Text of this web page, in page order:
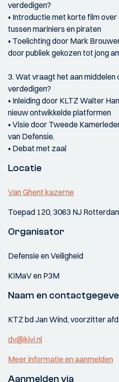
verdedigen?
• Introductie met korte film
tussen mariniers en piraten
• Toelichting door Mark
door publiek gekozen tot jong
3. Wat vraagt het aan middelen
verdedigen?
• Inleiding door KLTZ Walter
nieuw ontwikkelde platformen
• Visie door Tweede
van Defensie.
• Debat met zaal
Locatie
Van Ghent kazerne
Toepad 120, 3063 NJ
Organisator
Defensie en Veiligheid
KIMaV en P3M
Naam en
KTZ bd Jan Wind, voorzitter
dv@kivi.nl
Meer informatie en aanmelden
Aanmelden via